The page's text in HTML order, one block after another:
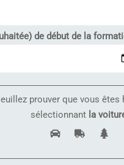
de début de la
prouver que vous êtes
sélectionnantla